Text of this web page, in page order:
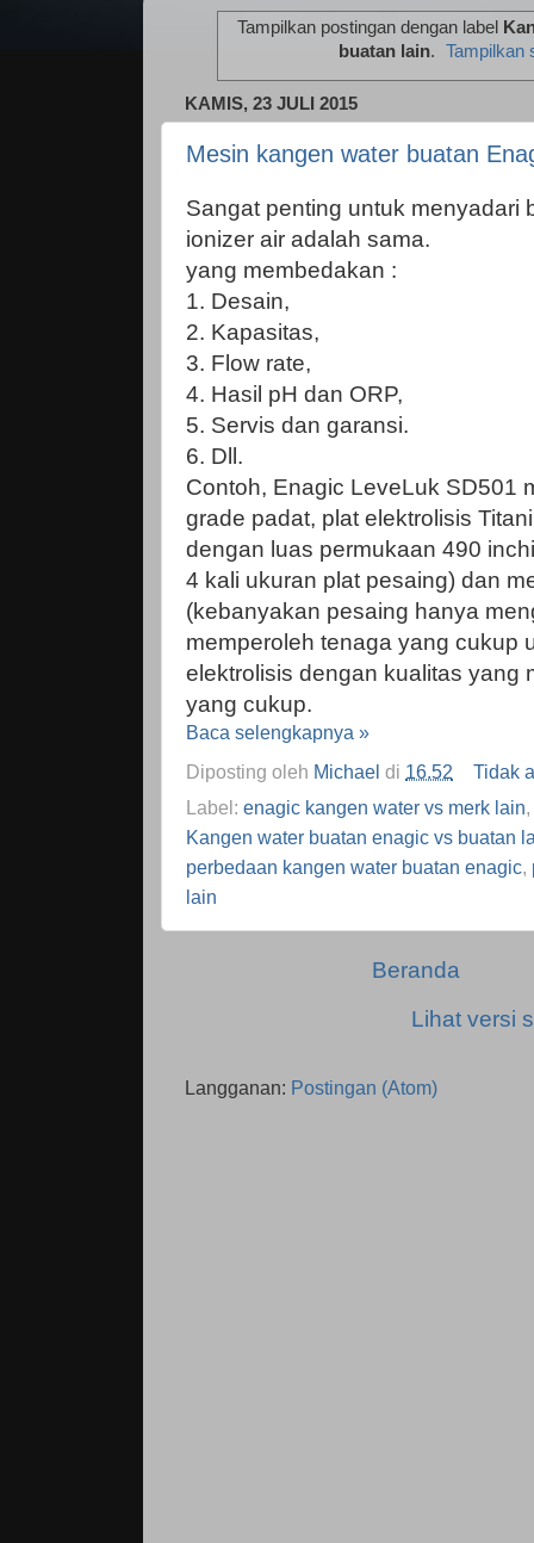
ENAGIC COMPENSATION PLAN
Tampilkan postingan dengan label
buatan lain. Tampilkan
KAMIS, 23 JULI 2015
Mesin kangen water buatan
Sangat penting untuk menyadari
ionizer air adalah sama.
yang membedakan :
1. Desain,
2. Kapasitas,
3. Flow rate,
4. Hasil pH dan ORP,
5. Servis dan garansi.
6. Dll.
Contoh, Enagic LeveLuk SD501
grade padat, plat elektrolisis
dengan luas permukaan 490
4 kali ukuran plat pesaing) dan
(kebanyakan pesaing hanya
memperoleh tenaga yang cukup
elektrolisis dengan kualitas yang
yang cukup.
Baca selengkapnya »
Diposting oleh Michael di 16.52
Tidak
Label: enagic kangen water vs merk lain,
Kangen water buatan enagic vs buatan
perbedaan kangen water buatan enagic,
lain
Beranda
Lihat versi
Langganan: Postingan (Atom)